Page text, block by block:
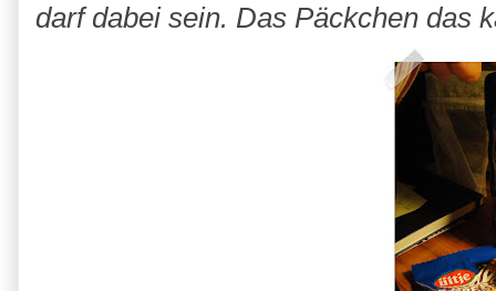
darf dabei sein. Das Päckchen das